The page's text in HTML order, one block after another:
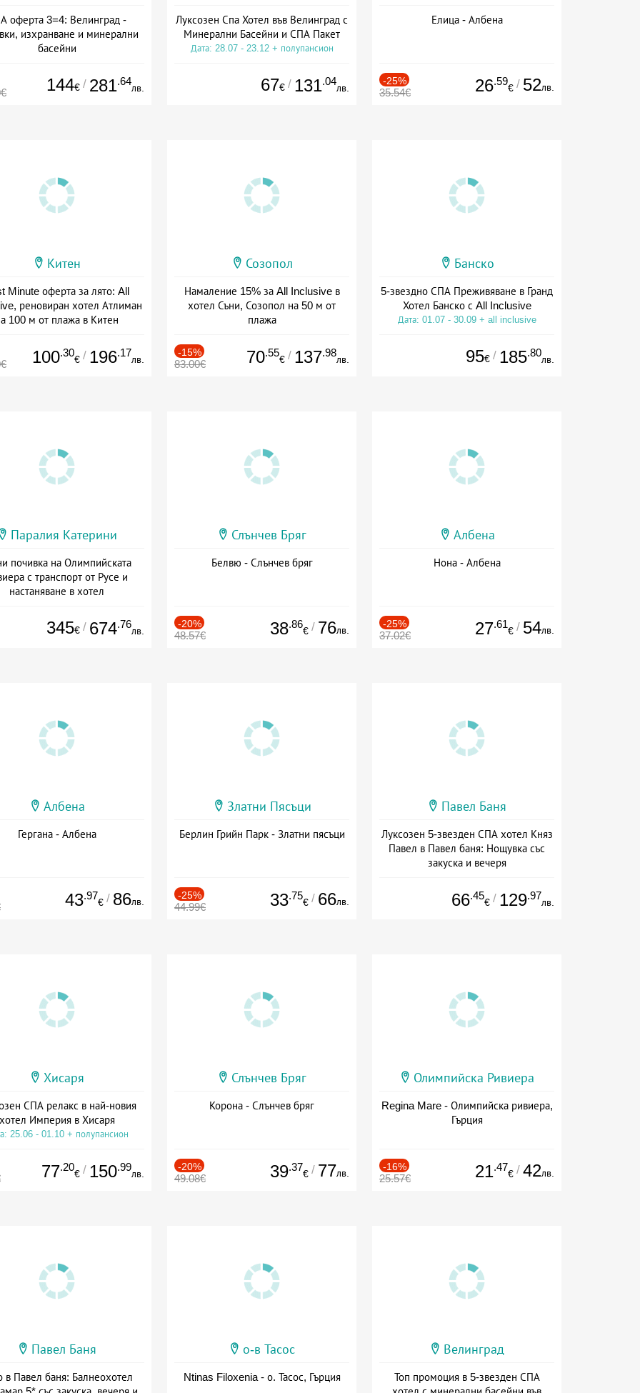
оферта 3=4: Велинград -
изхранване и минерални
басейни
144€ / 281.64
лв.
Луксозен Спа Хотел във Велинград с
Минерални Басейни и СПА Пакет
Дата: 28.07 - 23.12 + полупансион
67€ / 131.04
лв.
Елица - Албена
-25%
35.54€ 26.59
€ / 52лв.
Китен
Minute оферта за лято: All
реновиран хотел Атлиман
100 м от плажа в Китен
100.30
€ / 196.17
лв.
Созопол
Намаление 15% за All Inclusive в
хотел Съни, Созопол на 50 м от
плажа
-15%
83.00€ 70.55
€ / 137.98
лв.
Банско
5-звездно СПА Преживяване в Гранд
Хотел Банско с All Inclusive
Дата: 01.07 - 30.09 + all inclusive
95€ / 185.80
лв.
Паралия Катерини
почивка на Олимпийската
с транспорт от Русе и
настаняване в хотел
345€ / 674.76
лв.
Слънчев Бряг
Белвю - Слънчев бряг
-20%
48.57€ 38.86
€ / 76лв.
Албена
Нона - Албена
-25%
37.02€ 27.61
€ / 54лв.
Албена
Гергана - Албена
43.97
€ / 86лв.
Златни Пясъци
Берлин Грийн Парк - Златни пясъци
-25%
44.99€ 33.75
€ / 66лв.
Павел Баня
Луксозен 5-звезден СПА хотел Княз
Павел в Павел баня: Нощувка със
закуска и вечеря
66.45
€ / 129.97
лв.
Хисаря
СПА релакс в най-новия
хотел Империя в Хисаря
25.06 - 01.10 + полупансион
77.20
€ / 150.99
лв.
Слънчев Бряг
Корона - Слънчев бряг
-20%
49.08€ 39.37
€ / 77лв.
Олимпийска Ривиера
Regina Mare - Олимпийска ривиера,
Гърция
-16%
25.57€ 21.47
€ / 42лв.
Павел Баня
в Павел баня: Балнеохотел
о-в Тасос
Ntinas Filoxenia - о. Тасос, Гърция
Велинград
Топ промоция в 5-звезден СПА